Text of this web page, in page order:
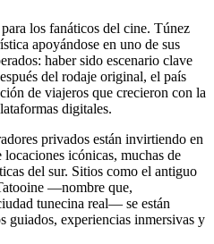
los fanáticos del cine. Túnez
apoyándose en uno de sus
haber sido escenario clave
del rodaje original, el país
de viajeros que crecieron con la
digitales.
privados están invirtiendo en
icónicas, muchas de
del sur. Sitios como el antiguo
—nombre que,
tunecina real— se están
guiados, experiencias inmersivas y